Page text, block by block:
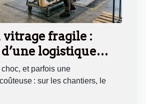
fragile :
logistique
tension
et parfois une
: sur les chantiers, le